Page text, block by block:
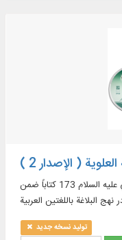
( الإصدار 2 )
أضخم موسوعة كمبيوترية تضم كلمات الإمام علي عليه السلام 173 کتاباً ضمن
البلاغة باللغتين العربية
والفارسية...
تولید نسخه جدید